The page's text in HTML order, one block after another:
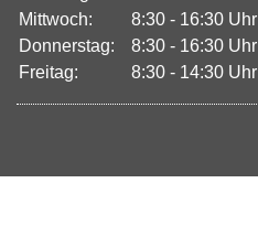
Mittwoch:
8:30 - 16:30 Uhr
Donnerstag:
8:30 - 16:30 Uhr
Freitag:
8:30 - 14:30 Uhr